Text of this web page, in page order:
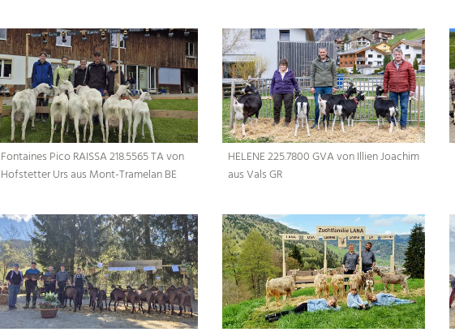
Fontaines Pico RAISSA 218.5565 TA von
Hofstetter Urs aus Mont-Tramelan BE
HELENE 225.7800 GVA von Illien Joachim
aus Vals GR